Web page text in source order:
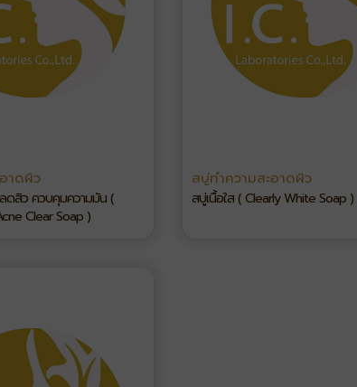
าดผิว
ดสิว ควบคุมความมัน (
Clear Soap )
สบู่ทำความสะอาดผิว
สบู่เนื้อใส ( Clearly White Soap )